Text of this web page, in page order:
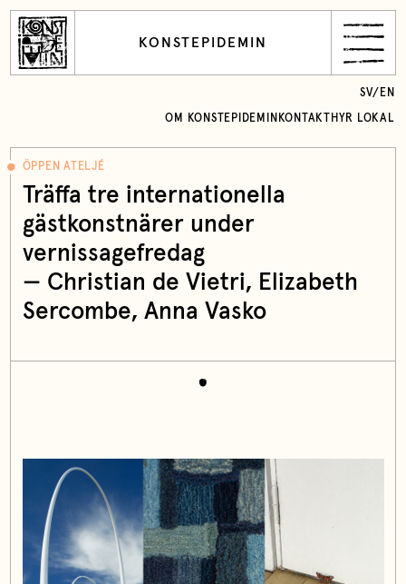
KONSTEPIDEMIN
OM KONSTEPIDEMIN KONTAKT HYR LOKAL
SV/ EN
ÖPPEN ATELJÉ
Träffa tre internationella
gästkonstnärer under
vernissagefredag
— Christian de Vietri, Elizabeth
Sercombe, Anna Vasko